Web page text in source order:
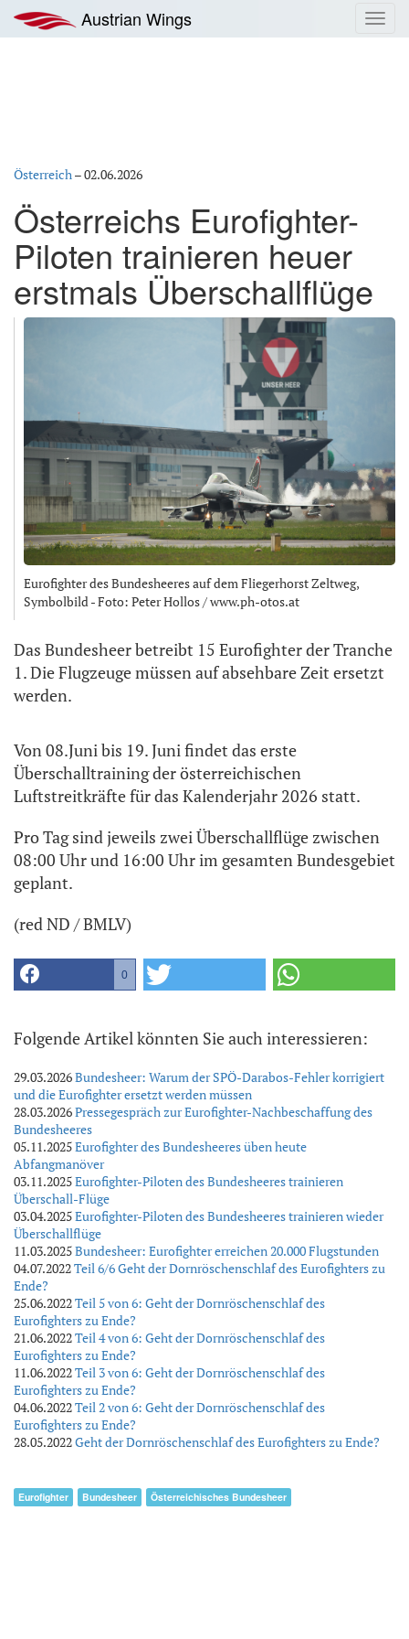
Inhalt
springen
Austrian Wings
Österreich–02.06.2026
Österreichs Eurofighter-
Piloten trainieren heuer
erstmals Überschallflüge
Eurofighter des Bundesheeres auf dem Fliegerhorst Zeltweg,
Symbolbild - Foto: Peter Hollos / www.ph-otos.at
Das Bundesheer betreibt 15 Eurofighter der Tranche
1. Die Flugzeuge müssen auf absehbare Zeit ersetzt
werden.
Von 08.Juni bis 19. Juni findet das erste
Überschalltraining der österreichischen
Luftstreitkräfte für das Kalenderjahr 2026 statt.
Pro Tag sind jeweils zwei Überschallflüge zwischen
08:00 Uhr und 16:00 Uhr im gesamten Bundesgebiet
geplant.
(red ND / BMLV)
0
Folgende Artikel könnten Sie auch interessieren:
29.03.2026Bundesheer: Warum der SPÖ-Darabos-Fehler korrigiert
und die Eurofighter ersetzt werden müssen
28.03.2026Pressegespräch zur Eurofighter-Nachbeschaffung des
Bundesheeres
05.11.2025Eurofighter des Bundesheeres üben heute
Abfangmanöver
03.11.2025Eurofighter-Piloten des Bundesheeres trainieren
Überschall-Flüge
03.04.2025Eurofighter-Piloten des Bundesheeres trainieren wieder
Überschallflüge
11.03.2025Bundesheer: Eurofighter erreichen 20.000 Flugstunden
04.07.2022Teil 6/6 Geht der Dornröschenschlaf des Eurofighters zu
Ende?
25.06.2022Teil 5 von 6: Geht der Dornröschenschlaf des
Eurofighters zu Ende?
21.06.2022Teil 4 von 6: Geht der Dornröschenschlaf des
Eurofighters zu Ende?
11.06.2022Teil 3 von 6: Geht der Dornröschenschlaf des
Eurofighters zu Ende?
04.06.2022Teil 2 von 6: Geht der Dornröschenschlaf des
Eurofighters zu Ende?
28.05.2022Geht der Dornröschenschlaf des Eurofighters zu Ende?
Eurofighter Bundesheer Österreichisches Bundesheer